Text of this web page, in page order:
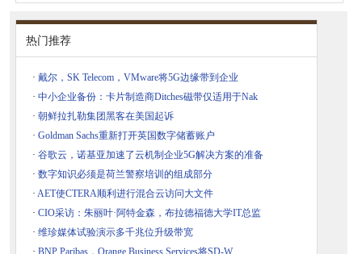
热门推荐
· 戴尔，SK Telecom，VMware将5G边缘带到企业
· 中小企业备份：卡片制造商Ditches磁带仅适用于Nak
· 朝鲜拉扎勒集团黑客在美国起诉
· Goldman Sachs重新打开英国数字储蓄账户
· 谷歌云，诺基亚加速了云机制企业5G解决方案的准备
· 数字知识必须是荷兰警察培训的组成部分
· AET使CTERA顺利进行混合云访问大文件
· CIO采访：朱丽叶·阿特金森，布拉德福德大学IT总监
· 维珍媒体试验演示多千兆位升级带宽
· BNP Paribas，Orange Business Services将SD-W